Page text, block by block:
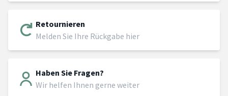
Retournieren
Melden Sie Ihre Rückgabe hier
Haben Sie Fragen?
Wir helfen Ihnen gerne weiter